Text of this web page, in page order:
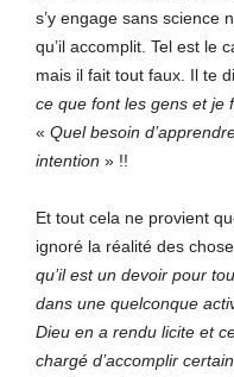
s’y engage sans science
qu’il accomplit. Tel est le
mais il fait tout faux. Il te
ce que font les gens et je
« Quel besoin
intention » !!
Et tout cela ne provient
ignoré la réalité des
qu’il est un devoir pour
dans une quelconque
Dieu en a rendu licite et
chargé d’accomplir